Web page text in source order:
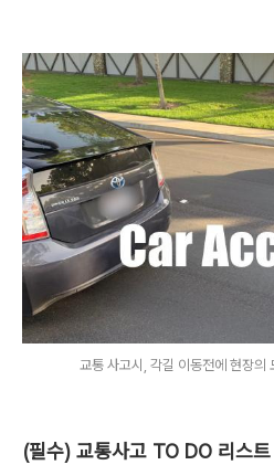
교통 사고시, 각길 이동전에 현장의
(필수) 교통사고 TO DO 리스트